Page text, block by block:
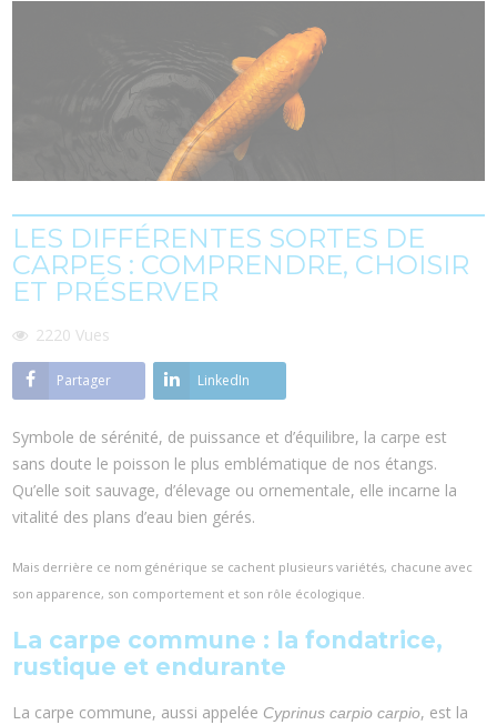
LES DIFFÉRENTES SORTES DE
CARPES : COMPRENDRE, CHOISIR
ET PRÉSERVER
2220Vues
Partager LinkedIn
Symbole de sérénité, de puissance et d’équilibre, la carpe est
sans doute le poisson le plus emblématique de nos étangs.
Qu’elle soit sauvage, d’élevage ou ornementale, elle incarne la
vitalité des plans d’eau bien gérés.
Mais derrière ce nom générique se cachent plusieurs variétés, chacune avec
son apparence, son comportement et son rôle écologique.
La carpe commune : la fondatrice,
rustique et endurante
La carpe commune, aussi appelée Cyprinus carpio carpio, est la